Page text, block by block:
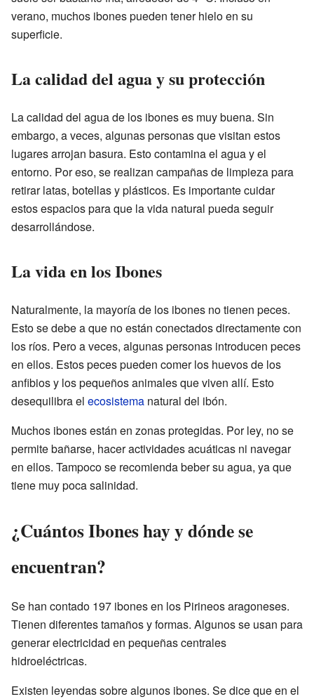
verano, muchos ibones pueden tener hielo en su
superficie.
La calidad del agua y su protección
La calidad del agua de los ibones es muy buena. Sin
embargo, a veces, algunas personas que visitan estos
lugares arrojan basura. Esto contamina el agua y el
entorno. Por eso, se realizan campañas de limpieza para
retirar latas, botellas y plásticos. Es importante cuidar
estos espacios para que la vida natural pueda seguir
desarrollándose.
La vida en los Ibones
Naturalmente, la mayoría de los ibones no tienen peces.
Esto se debe a que no están conectados directamente con
los ríos. Pero a veces, algunas personas introducen peces
en ellos. Estos peces pueden comer los huevos de los
anfibios y los pequeños animales que viven allí. Esto
desequilibra el ecosistema natural del ibón.
Muchos ibones están en zonas protegidas. Por ley, no se
permite bañarse, hacer actividades acuáticas ni navegar
en ellos. Tampoco se recomienda beber su agua, ya que
tiene muy poca salinidad.
¿Cuántos Ibones hay y dónde se
encuentran?
Se han contado 197 ibones en los Pirineos aragoneses.
Tienen diferentes tamaños y formas. Algunos se usan para
generar electricidad en pequeñas centrales
hidroeléctricas.
Existen leyendas sobre algunos ibones. Se dice que en el